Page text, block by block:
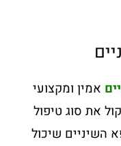
אמין ומקצועי
את סוג טיפול
השיניים שיכול